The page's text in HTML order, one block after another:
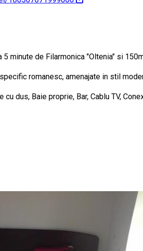
5 minute de Filarmonica "Oltenia" si
romanesc, amenajate in stil
dus, Baie proprie, Bar, Cablu TV,